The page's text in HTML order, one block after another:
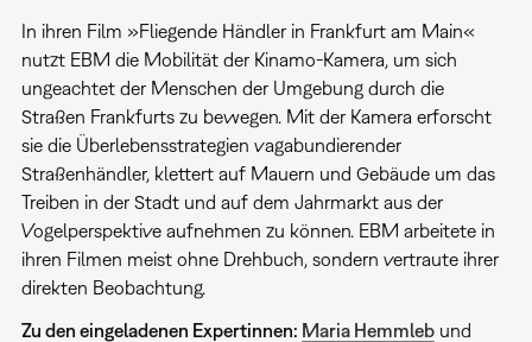
In ihren Film »Fliegende Händler in Frankfurt am Main«
nutzt EBM die Mobilität der Kinamo-Kamera, um sich
ungeachtet der Menschen der Umgebung durch die
Straßen Frankfurts zu bewegen. Mit der Kamera erforscht
sie die Überlebensstrategien vagabundierender
Straßenhändler, klettert auf Mauern und Gebäude um das
Treiben in der Stadt und auf dem Jahrmarkt aus der
Vogelperspektive aufnehmen zu können. EBM arbeitete in
ihren Filmen meist ohne Drehbuch, sondern vertraute ihrer
direkten Beobachtung.
Zu den eingeladenen Expertinnen: Maria Hemmlebund